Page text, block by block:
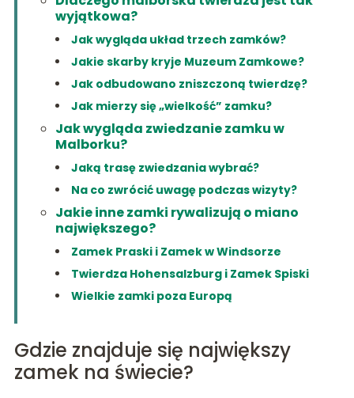
wyjątkowa?
Jak wygląda układ trzech zamków?
Jakie skarby kryje Muzeum Zamkowe?
Jak odbudowano zniszczoną twierdzę?
Jak mierzy się „wielkość” zamku?
Jak wygląda zwiedzanie zamku w
Malborku?
Jaką trasę zwiedzania wybrać?
Na co zwrócić uwagę podczas wizyty?
Jakie inne zamki rywalizują o miano
największego?
Zamek Praski i Zamek w Windsorze
Twierdza Hohensalzburg i Zamek Spiski
Wielkie zamki poza Europą
Gdzie znajduje się największy
zamek na świecie?